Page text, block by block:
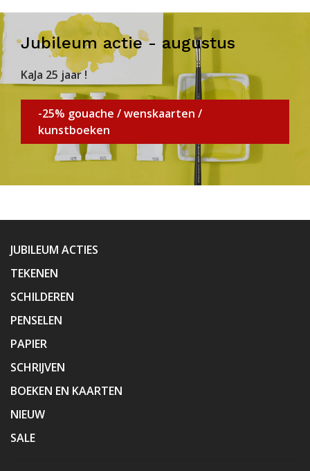
Jubileum actie - augustus
KaJa 25 jaar !
-25% gouache / wenskaarten /
kunstboeken
JUBILEUM ACTIES
TEKENEN
SCHILDEREN
PENSELEN
PAPIER
SCHRIJVEN
BOEKEN EN KAARTEN
NIEUW
SALE